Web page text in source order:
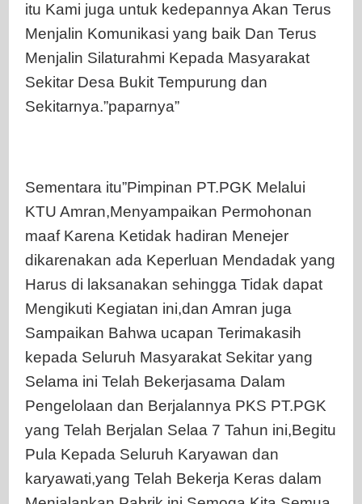
itu Kami juga untuk kedepannya Akan Terus
Menjalin Komunikasi yang baik Dan Terus
Menjalin Silaturahmi Kepada Masyarakat
Sekitar Desa Bukit Tempurung dan
Sekitarnya.”paparnya”
Sementara itu”Pimpinan PT.PGK Melalui
KTU Amran,Menyampaikan Permohonan
maaf Karena Ketidak hadiran Menejer
dikarenakan ada Keperluan Mendadak yang
Harus di laksanakan sehingga Tidak dapat
Mengikuti Kegiatan ini,dan Amran juga
Sampaikan Bahwa ucapan Terimakasih
kepada Seluruh Masyarakat Sekitar yang
Selama ini Telah Bekerjasama Dalam
Pengelolaan dan Berjalannya PKS PT.PGK
yang Telah Berjalan Selaa 7 Tahun ini,Begitu
Pula Kepada Seluruh Karyawan dan
karyawati,yang Telah Bekerja Keras dalam